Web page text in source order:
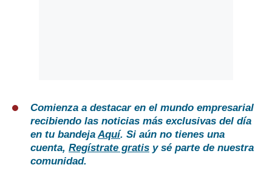
Comienza a destacar en el mundo empresarial
recibiendo las noticias más exclusivas del día
en tu bandejaAquí. Si aún no tienes una
cuenta, Regístrate gratis y sé parte de nuestra
comunidad.